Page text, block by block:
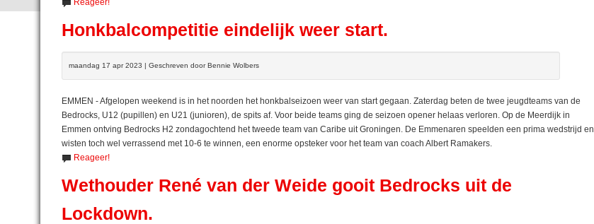
Reageer!
Honkbalcompetitie eindelijk weer start.
maandag 17 apr 2023 | Geschreven door Bennie Wolbers
EMMEN - Afgelopen weekend is in het noorden het honkbalseizoen weer van start gegaan. Zaterdag beten de twee jeugdteams van de
Bedrocks, U12 (pupillen) en U21 (junioren), de spits af. Voor beide teams ging de seizoen opener helaas verloren. Op de Meerdijk in
Emmen ontving Bedrocks H2 zondagochtend het tweede team van Caribe uit Groningen. De Emmenaren speelden een prima wedstrijd en
wisten toch wel verrassend met 10-6 te winnen, een enorme opsteker voor het team van coach Albert Ramakers.
Reageer!
Wethouder René van der Weide gooit Bedrocks uit de
Lockdown.